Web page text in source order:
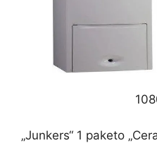
„Junkers“ 1 paketo